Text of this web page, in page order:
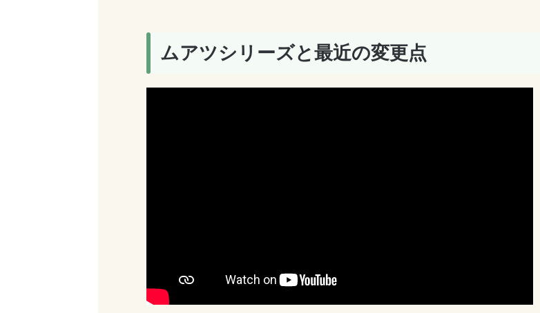
ムアツシリーズと最近の変更点